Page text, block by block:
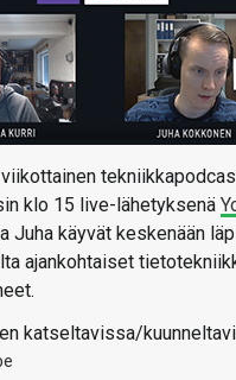
klo 15 live-lähetyksenä
Juha käyvät keskenään
ajankohtaiset
katseltavissa/